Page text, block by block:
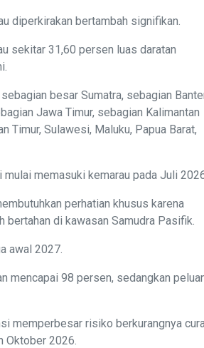
diperkirakan bertambah signifikan.
sekitar 31,60 persen luas daratan
besar Sumatra, sebagian
Jawa Timur, sebagian Kalimantan
Timur, Sulawesi, Maluku, Papua Barat,
memasuki kemarau pada Juli
perhatian khusus karena
di kawasan Samudra Pasifik.
awal 2027.
mencapai 98 persen, sedangkan
memperbesar risiko berkurangnya
Oktober 2026.